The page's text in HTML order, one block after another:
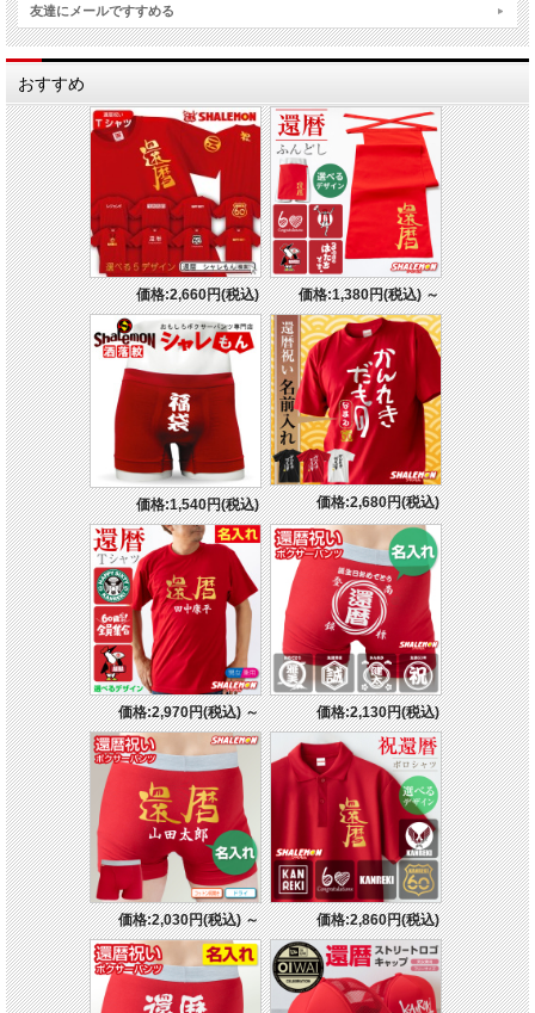
友達にメールですすめる
おすすめ
価格:2,660円(税込) 価格:1,380円(税込)～
価格:1,540円(税込) 価格:2,680円(税込)
価格:2,970円(税込)～ 価格:2,130円(税込)
価格:2,030円(税込)～ 価格:2,860円(税込)